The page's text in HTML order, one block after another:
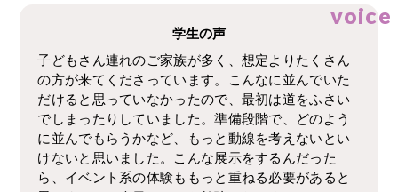
voice
学生の声
子どもさん連れのご家族が多く、想定よりたくさん
の方が来てくださっています。こんなに並んでいた
だけると思っていなかったので、最初は道をふさい
でしまったりしていました。準備段階で、どのよう
に並んでもらうかなど、もっと動線を考えないとい
けないと思いました。こんな展示をするんだった
ら、イベント系の体験ももっと重ねる必要があると